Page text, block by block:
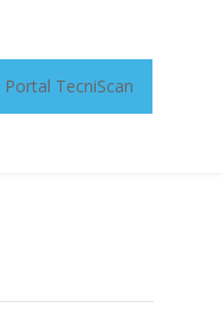
Portal TecniScan